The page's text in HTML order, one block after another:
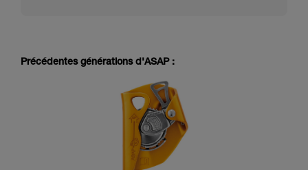
Précédentes générations d'ASAP :